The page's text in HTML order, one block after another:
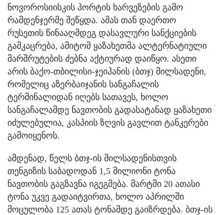
ნოვოროსიისკის პორტის ხარვეზების გამო
რამდენჯერმე შეწყდა. ამას თან დაერთო
რუსეთის წინააღმდეგ დასავლური სანქციების
გამკაცრება, ამიტომ ყაზახეთმა ალტერნატიული
მარშრუტების ძებნა აქტიურად დაიწყო. ასეთი
არის ბაქო-თბილისი-ჯეიჰანის (ბთჯ) მილსადენი,
რომელიც აზერბაიჯანის სანგაჩალის
ტერმინალიდან იღებს სათავეს, ხოლო
სანგაჩალამდე ნავთობის გადასატანად ყაზახეთი
იძულებულია, კასპიის ზღვის გავლით ტანკერები
გამოიყენოს.
ამდენად, წელს ბთჯ-ის მილსადენისთვის
თენგიზის საბადოდან 1,5 მილიონი ტონა
ნავთობის გაგზავნა იგეგმება. მარტში 20 ათასი
ტონა უკვე გადაიტვირთა, ხოლო აპრილში
მოცულობა 125 ათას ტონამდე გაიზრდება. ბთჯ-ის